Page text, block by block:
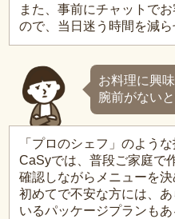
また、事前にチャットで
ので、当日迷う時間を減ら
お料理に興
腕前がない
「プロのシェフ」のよう
CaSyでは、普段ご家庭で
確認しながらメニューを決
初めてで不安な方には、
いるパッケージプランも